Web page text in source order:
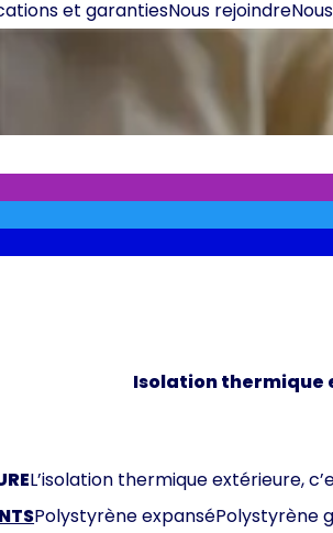
et garantiesNous rejoindre
Isolation thermique
L’isolation thermique extérieure,
Polystyrène expanséPolystyrène